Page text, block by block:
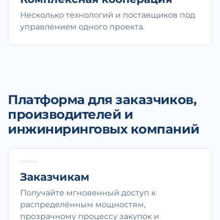
Несколько технологий и поставщиков под
управлением одного проекта.
Платформа для заказчиков,
производителей и
инжиниринговых компаний
Заказчикам
Получайте мгновенный доступ к
распределённым мощностям,
прозрачному процессу закупок и